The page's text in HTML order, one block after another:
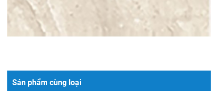
Sản phẩm cùng loại